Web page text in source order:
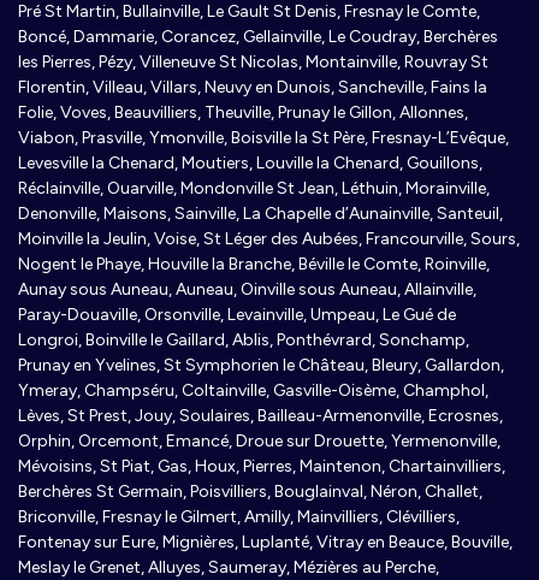
Pré St Martin, Bullainville, Le Gault St Denis, Fresnay le Comte,
Boncé, Dammarie, Corancez, Gellainville, Le Coudray, Berchères
les Pierres, Pézy, Villeneuve St Nicolas, Montainville, Rouvray St
Florentin, Villeau, Villars, Neuvy en Dunois, Sancheville, Fains la
Folie, Voves, Beauvilliers, Theuville, Prunay le Gillon, Allonnes,
Viabon, Prasville, Ymonville, Boisville la St Père, Fresnay-L’Evêque,
Levesville la Chenard, Moutiers, Louville la Chenard, Gouillons,
Réclainville, Ouarville, Mondonville St Jean, Léthuin, Morainville,
Denonville, Maisons, Sainville, La Chapelle d’Aunainville, Santeuil,
Moinville la Jeulin, Voise, St Léger des Aubées, Francourville, Sours,
Nogent le Phaye, Houville la Branche, Béville le Comte, Roinville,
Aunay sous Auneau, Auneau, Oinville sous Auneau, Allainville,
Paray-Douaville, Orsonville, Levainville, Umpeau, Le Gué de
Longroi, Boinville le Gaillard, Ablis, Ponthévrard, Sonchamp,
Prunay en Yvelines, St Symphorien le Château, Bleury, Gallardon,
Ymeray, Champséru, Coltainville, Gasville-Oisème, Champhol,
Lèves, St Prest, Jouy, Soulaires, Bailleau-Armenonville, Ecrosnes,
Orphin, Orcemont, Emancé, Droue sur Drouette, Yermenonville,
Mévoisins, St Piat, Gas, Houx, Pierres, Maintenon, Chartainvilliers,
Berchères St Germain, Poisvilliers, Bouglainval, Néron, Challet,
Briconville, Fresnay le Gilmert, Amilly, Mainvilliers, Clévilliers,
Fontenay sur Eure, Mignières, Luplanté, Vitray en Beauce, Bouville,
Meslay le Grenet, Alluyes, Saumeray, Mézières au Perche,